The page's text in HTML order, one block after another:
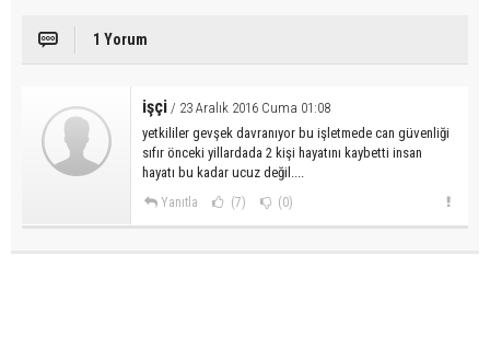
1 Yorum
işçi / 23 Aralık 2016 Cuma 01:08
yetkililer gevşek davranıyor bu işletmede can güvenliği
sıfır önceki yillardada 2 kişi hayatını kaybetti insan
hayatı bu kadar ucuz değil....
Yanıtla (7) (0)